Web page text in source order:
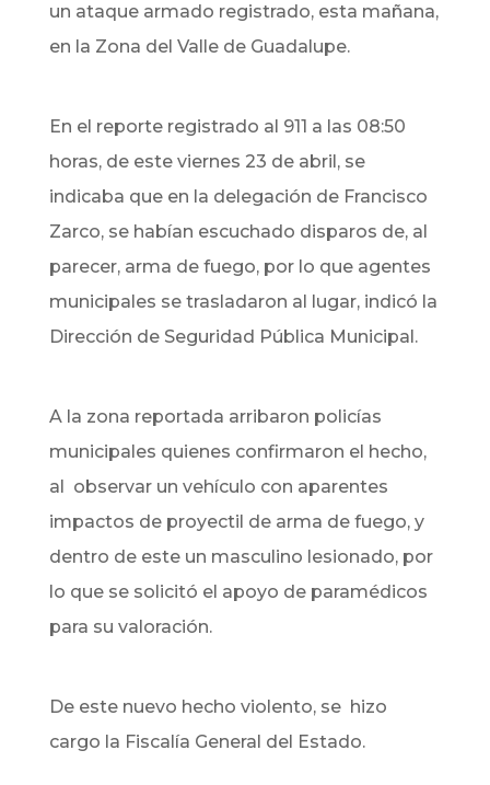
un ataque armado registrado, esta mañana,
en la Zona del Valle de Guadalupe.
En el reporte registrado al 911 a las 08:50
horas, de este viernes 23 de abril, se
indicaba que en la delegación de Francisco
Zarco, se habían escuchado disparos de, al
parecer, arma de fuego, por lo que agentes
municipales se trasladaron al lugar, indicó la
Dirección de Seguridad Pública Municipal.
A la zona reportada arribaron policías
municipales quienes confirmaron el hecho,
al observar un vehículo con aparentes
impactos de proyectil de arma de fuego, y
dentro de este un masculino lesionado, por
lo que se solicitó el apoyo de paramédicos
para su valoración.
De este nuevo hecho violento, se hizo
cargo la Fiscalía General del Estado.